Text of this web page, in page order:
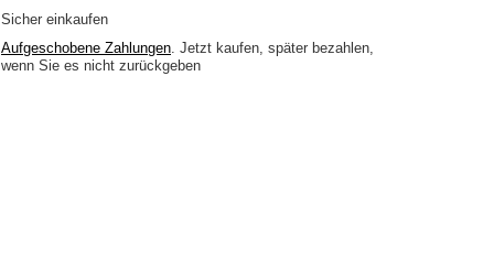
Sicher einkaufen
Aufgeschobene Zahlungen. Jetzt kaufen, später bezahlen,
wenn Sie es nicht zurückgeben